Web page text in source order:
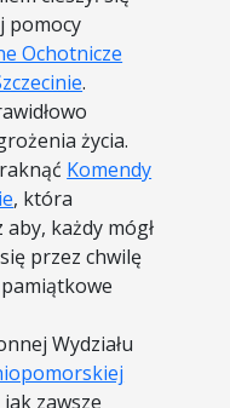
pomocy
Ochotnicze
.
życia.
Komendy
, która
każdy mógł
przez chwilę
Wydziału
zawsze